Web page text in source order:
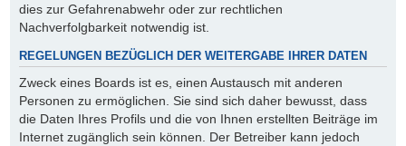
dies zur Gefahrenabwehr oder zur rechtlichen
Nachverfolgbarkeit notwendig ist.
REGELUNGEN BEZÜGLICH DER WEITERGABE IHRER DATEN
Zweck eines Boards ist es, einen Austausch mit anderen
Personen zu ermöglichen. Sie sind sich daher bewusst, dass
die Daten Ihres Profils und die von Ihnen erstellten Beiträge im
Internet zugänglich sein können. Der Betreiber kann jedoch